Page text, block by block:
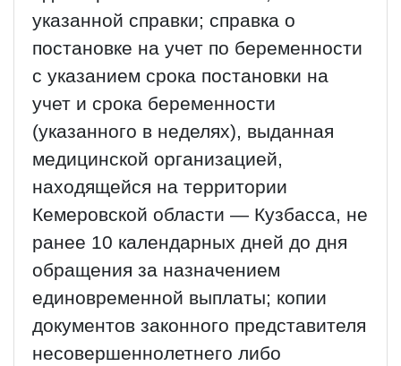
указанной справки; справка о
постановке на учет по беременности
с указанием срока постановки на
учет и срока беременности
(указанного в неделях), выданная
медицинской организацией,
находящейся на территории
Кемеровской области — Кузбасса, не
ранее 10 календарных дней до дня
обращения за назначением
единовременной выплаты; копии
документов законного представителя
несовершеннолетнего либо